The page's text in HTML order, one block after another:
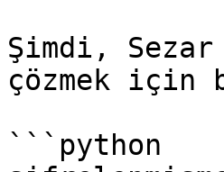
Şimdi,
çözmek için
```python